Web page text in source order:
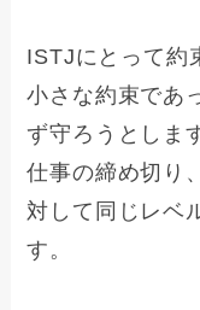
ISTJにとって約
小さな約束であ
ず守ろうとしま
仕事の締め切り
対して同じレベ
す。